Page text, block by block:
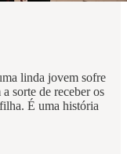
linda jovem sofre
sorte de receber os
É uma história